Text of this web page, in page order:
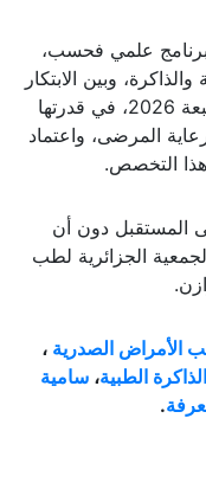
لبرنامج علمي فحسب،
وبين الابتكار
والوفاء للأصول، وهنا تكمن خصوصية طبعة 2026، في قدرتها
المرضى، واعتماد
هذا التخصص.
المستقبل دون أن
الجزائرية لطب
الأمراض الصدرية ،
الذاكرة الطبية، سامية
.